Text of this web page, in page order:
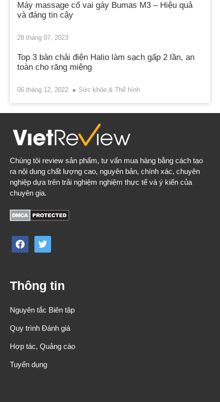
Máy massage cổ vai gáy Bumas M3 – Hiệu quả
và đáng tin cậy
28 tháng 07, 2023
Top 3 bàn chải điện Halio làm sạch gấp 2 lần, an
toàn cho răng miệng
06 tháng 12, 2022 Sức khỏe & Thể hình
Chúng tôi review sản phẩm, tư vấn mua hàng bằng cách tạo
ra nội dung chất lượng cao, nguyên bản, chính xác, chuyên
nghiệp dựa trên trải nghiệm nghiệm thực tế và ý kiến của
chuyên gia.
facebooktwitter
Thông tin
Nguyên tắc Biên tập
Quy trình Đánh giá
Hợp tác, Quảng cáo
Tuyển dụng